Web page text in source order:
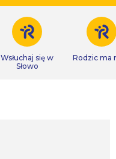
Wsłuchaj się w
Słowo
Rodzic ma